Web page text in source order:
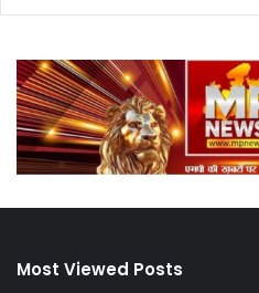
Most Viewed Posts